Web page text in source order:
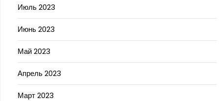
Июль 2023
Июнь 2023
Май 2023
Апрель 2023
Март 2023